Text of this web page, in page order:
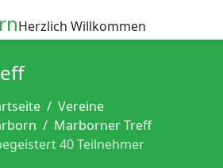
Herzlich Willkommen
Vereine
Marborner Treff
40 Teilnehmer